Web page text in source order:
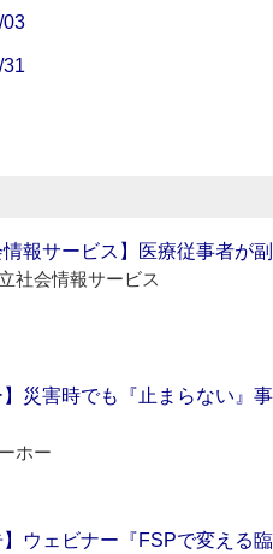
情報サービス】医療従事者が
社会情報サービス
】災害時でも『止まらない
ホー
】ウェビナー『FSPで変える